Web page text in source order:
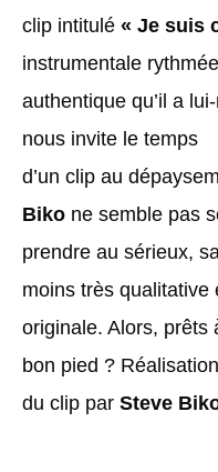
clip intitulé « Je suis
instrumentale
authentique qu’il a
nous invite le temps
d’un clip au
Biko ne semble pas
prendre au sérieux,
moins très qualitative
originale. Alors, prêts
bon pied ? Réalisation
du clip par Steve